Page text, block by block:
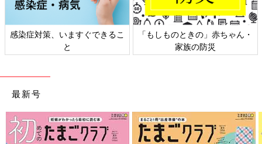
感染症対策、いますぐできるこ
と
「もしものときの」赤ちゃん・
家族の防災
最新号